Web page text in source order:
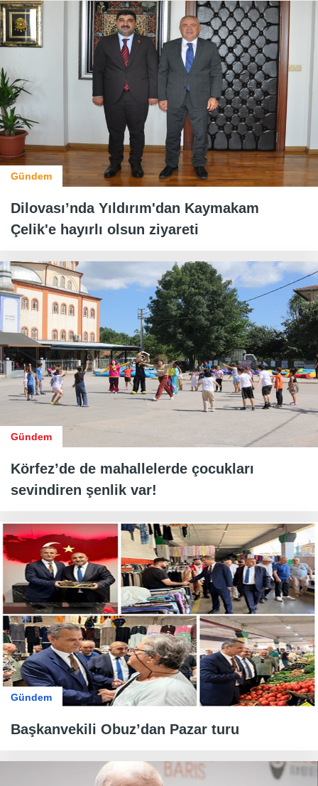
Gündem
Dilovası’nda Yıldırım'dan Kaymakam
Çelik'e hayırlı olsun ziyareti
Gündem
Körfez’de de mahallelerde çocukları
sevindiren şenlik var!
Gündem
Başkanvekili Obuz’dan Pazar turu